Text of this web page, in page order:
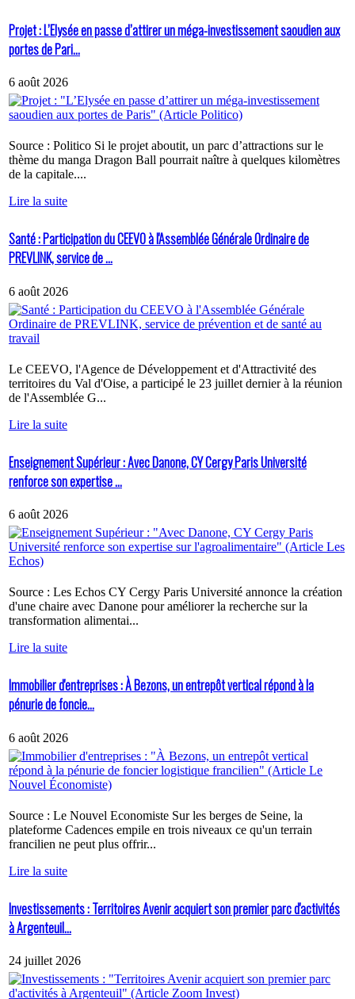
Projet : L’Elysée en passe d’attirer un méga-investissement saoudien aux
portes de Pari...
6 août 2026
Source : Politico Si le projet aboutit, un parc d’attractions sur le
thème du manga Dragon Ball pourrait naître à quelques kilomètres
de la capitale....
Lire la suite
Santé : Participation du CEEVO à l'Assemblée Générale Ordinaire de
PREVLINK, service de ...
6 août 2026
Le CEEVO, l'Agence de Développement et d'Attractivité des
territoires du Val d'Oise, a participé le 23 juillet dernier à la réunion
de l'Assemblée G...
Lire la suite
Enseignement Supérieur : Avec Danone, CY Cergy Paris Université
renforce son expertise ...
6 août 2026
Source : Les Echos CY Cergy Paris Université annonce la création
d'une chaire avec Danone pour améliorer la recherche sur la
transformation alimentai...
Lire la suite
Immobilier d'entreprises : À Bezons, un entrepôt vertical répond à la
pénurie de foncie...
6 août 2026
Source : Le Nouvel Economiste Sur les berges de Seine, la
plateforme Cadences empile en trois niveaux ce qu'un terrain
francilien ne peut plus offrir...
Lire la suite
Investissements : Territoires Avenir acquiert son premier parc d'activités
à Argenteuil...
24 juillet 2026